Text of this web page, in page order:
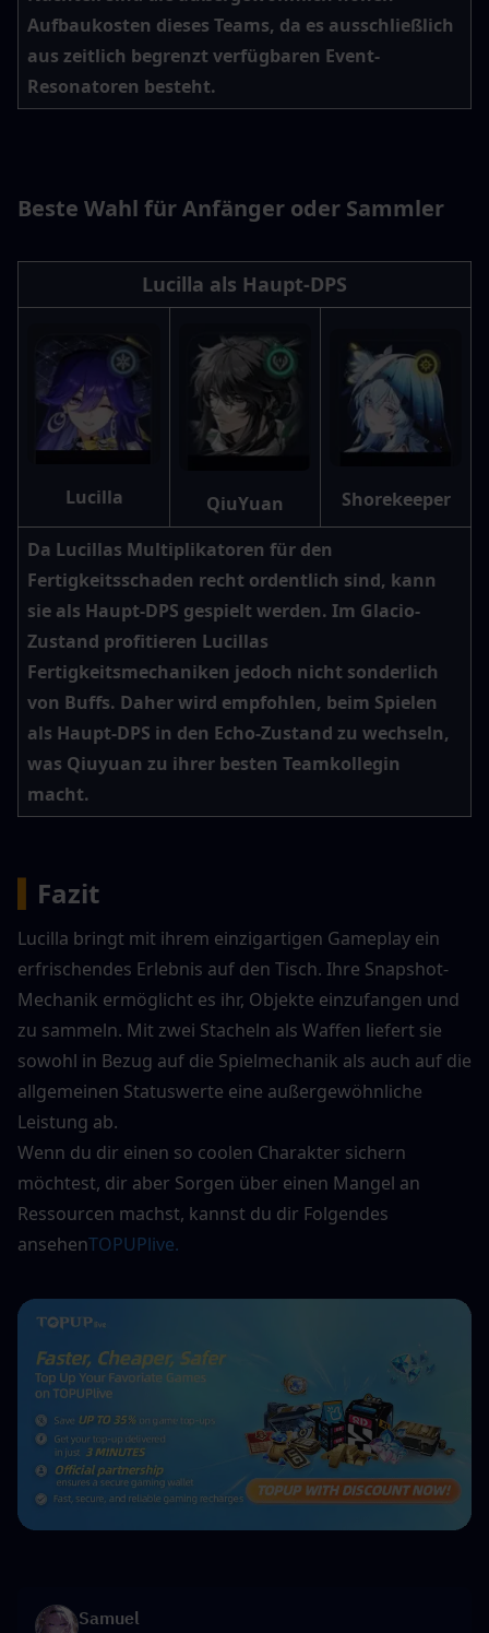
Aufbaukosten dieses Teams, da es ausschließlich
aus zeitlich begrenzt verfügbaren Event-
Resonatoren besteht.
Beste Wahl für Anfänger oder Sammler
Lucilla als Haupt-DPS
Lucilla QiuYuan Shorekeeper
Da Lucillas Multiplikatoren für den
Fertigkeitsschaden recht ordentlich sind, kann
sie als Haupt-DPS gespielt werden. Im Glacio-
Zustand profitieren Lucillas
Fertigkeitsmechaniken jedoch nicht sonderlich
von Buffs. Daher wird empfohlen, beim Spielen
als Haupt-DPS in den Echo-Zustand zu wechseln,
was Qiuyuan zu ihrer besten Teamkollegin
macht.
Fazit
Lucilla bringt mit ihrem einzigartigen Gameplay ein
erfrischendes Erlebnis auf den Tisch. Ihre Snapshot-
Mechanik ermöglicht es ihr, Objekte einzufangen und
zu sammeln. Mit zwei Stacheln als Waffen liefert sie
sowohl in Bezug auf die Spielmechanik als auch auf die
allgemeinen Statuswerte eine außergewöhnliche
Leistung ab.
Wenn du dir einen so coolen Charakter sichern
möchtest, dir aber Sorgen über einen Mangel an
Ressourcen machst, kannst du dir Folgendes
ansehenTOPUPlive.
Samuel